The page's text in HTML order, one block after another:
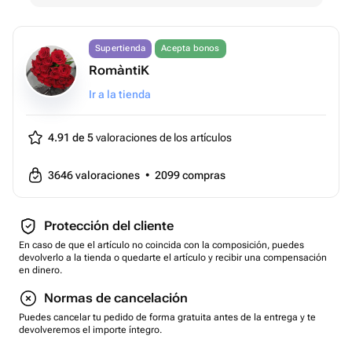
Supertienda Acepta bonos
RomàntiK
Ir a la tienda
4.91 de 5valoraciones de los artículos
3646valoraciones • 2099compras
Protección del cliente
En caso de que el artículo no coincida con la composición, puedes
devolverlo a la tienda o quedarte el artículo y recibir una compensación
en dinero.
Normas de cancelación
Puedes cancelar tu pedido de forma gratuita antes de la entrega y te
devolveremos el importe íntegro.